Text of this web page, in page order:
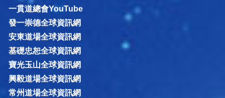
一貫道總會YouTube
發一崇德全球資訊網
安東道場全球資訊網
基礎忠恕全球資訊網
寶光玉山全球資訊網
興毅道場全球資訊網
常州道場全球資訊網